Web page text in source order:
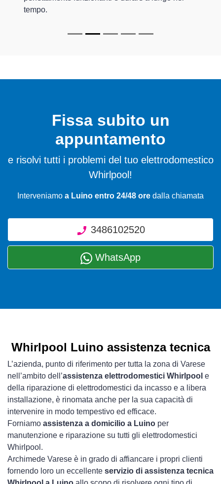
tempo.
Fissa subito un
appuntamento
e risolvi tutti i problemi del tuo elettrodomestico
Whirlpool!
Interveniamo a Luino entro 24/48 ore dalla chiamata
3486102520
WhatsApp
Whirlpool Luino assistenza tecnica
L’azienda, punto di riferimento per tutta la zona di Varese
nell’ambito dell’assistenza elettrodomestici Whirlpool e
della riparazione di elettrodomestici da incasso e a libera
installazione, è rinomata anche per la sua capacità di
intervenire in modo tempestivo ed efficace.
Forniamo assistenza a domicilio a Luino per
manutenzione e riparazione su tutti gli elettrodomestici
Whirlpool.
Archimede Varese è in grado di affiancare i propri clienti
fornendo loro un eccellente servizio di assistenza tecnica